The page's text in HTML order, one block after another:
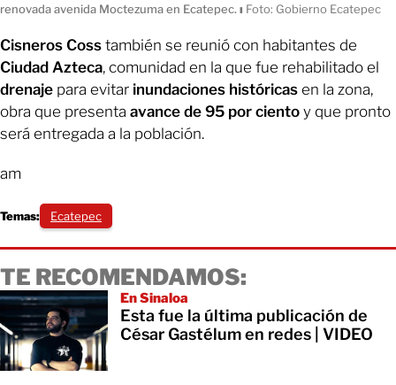
renovada avenida Moctezuma en Ecatepec. ı Foto: Gobierno Ecatepec
Cisneros Coss también se reunió con habitantes de
Ciudad Azteca, comunidad en la que fue rehabilitado el
drenaje para evitar inundaciones históricas en la zona,
obra que presenta avance de 95 por ciento y que pronto
será entregada a la población.
am
Temas: Ecatepec
TE RECOMENDAMOS:
En Sinaloa
Esta fue la última publicación de
César Gastélum en redes | VIDEO